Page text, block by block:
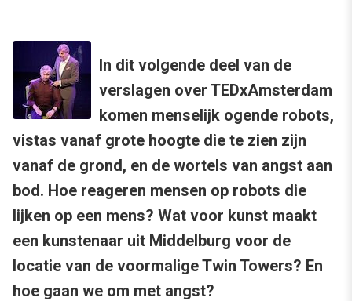
In dit volgende deel van de
verslagen over TEDxAmsterdam
komen menselijk ogende robots,
vistas vanaf grote hoogte die te zien zijn
vanaf de grond, en de wortels van angst aan
bod. Hoe reageren mensen op robots die
lijken op een mens? Wat voor kunst maakt
een kunstenaar uit Middelburg voor de
locatie van de voormalige Twin Towers? En
hoe gaan we om met angst?